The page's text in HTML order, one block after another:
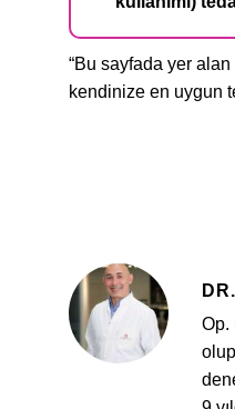
“Bu sayfada yer
kendinize en uygun
Op.